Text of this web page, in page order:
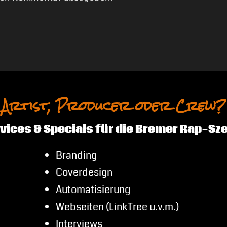
Artist, Producer oder Crew?
& Specials für die Bremer Rap-
Branding
Coverdesign
Automatisierung
Webseiten (LinkTree u.v.m.)
Interviews